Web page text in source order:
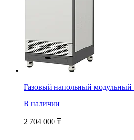
Газовый напольный модульный
В наличии
2 704 000 ₸